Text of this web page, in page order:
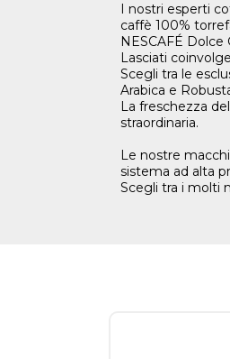
I nostri esperti
caffè 100%
NESCAFÉ
Lasciati
Scegli tra le
Arabica e
La freschezza
straordinaria.
Le nostre
sistema ad alta
Scegli tra i molti